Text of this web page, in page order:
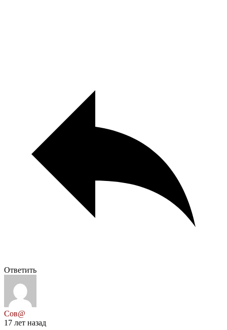
Ответить
Сов@
17 лет назад